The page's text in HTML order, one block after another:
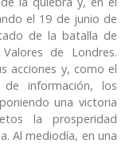
el 19 de junio de
de la batalla de
de Londres.
acciones y, como el
información, los
una victoria
la prosperidad
Al mediodía, en una